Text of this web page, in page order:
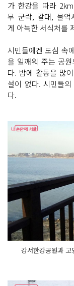
가 한강을 따라
무 군락, 갈대, 물억
게 아늑한 서식처를
시민들에겐 도심 속
을 일깨워 주는 공원
다. 밤에 활동을 많
설이 없다. 시민들
다.
강서한강공원과